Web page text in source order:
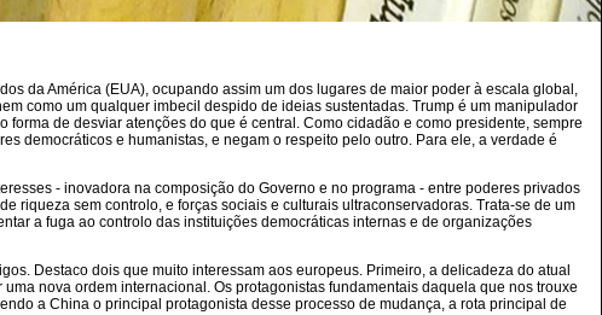
da América (EUA), ocupando assim um dos lugares de maior poder à escala global,
como um qualquer imbecil despido de ideias sustentadas. Trump é um manipulador
de desviar atenções do que é central. Como cidadão e como presidente, sempre
democráticos e humanistas, e negam o respeito pelo outro. Para ele, a verdade é
- inovadora na composição do Governo e no programa - entre poderes privados
riqueza sem controlo, e forças sociais e culturais ultraconservadoras. Trata-se de um
a fuga ao controlo das instituições democráticas internas e de organizações
Destaco dois que muito interessam aos europeus. Primeiro, a delicadeza do atual
nova ordem internacional. Os protagonistas fundamentais daquela que nos trouxe
a China o principal protagonista desse processo de mudança, a rota principal de